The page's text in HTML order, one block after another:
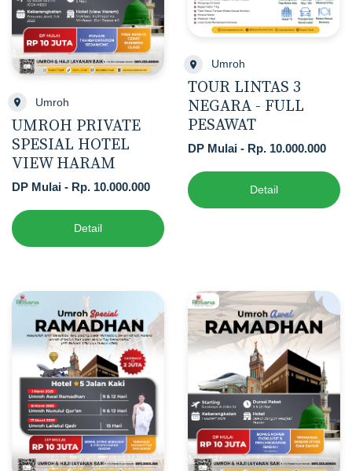
Umroh
UMROH PRIVATE
SPESIAL HOTEL
VIEW HARAM
DP Mulai - Rp. 10.000.000
Detail
Umroh
TOUR LINTAS 3
NEGARA - FULL
PESAWAT
DP Mulai - Rp. 10.000.000
Detail